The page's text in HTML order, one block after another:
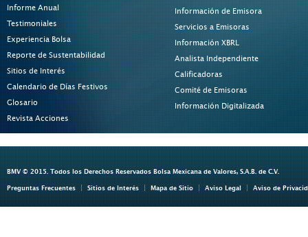
Informe Anual
Testimoniales
Experiencia Bolsa
Reporte de Sustentabilidad
Sitios de Interés
Calendario de Días Festivos
Glosario
Revista Acciones
Información de Emisora
Servicios a Emisoras
Información XBRL
Analista Independiente
Calificadoras
Comité de Emisoras
Información Digitalizada
BMV © 2015. Todos los Derechos Reservados Bolsa Mexicana de Valores, S.A.B. de C.V.
Preguntas Frecuentes Sitios de Interés Mapa de Sitio Aviso Legal Aviso de